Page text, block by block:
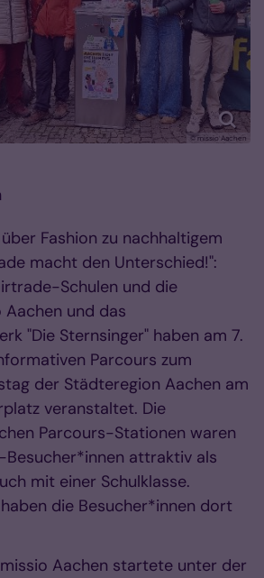
© missio Aachen
Fashion zu nachhaltigem
macht den Unterschied!":
Schulen und die
und das
"Die Sternsinger" haben am 7.
Parcours zum
der Städteregion Aachen am
veranstaltet. Die
Parcours-Stationen waren
Besucher*innen attraktiv als
mit einer Schulklasse.
die Besucher*innen dort
Aachen startete unter der